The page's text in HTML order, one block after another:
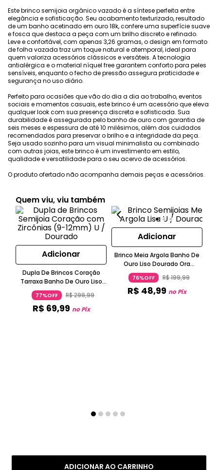
ADICIONAR AO CARRINHO
Este brinco semijoia orgânico vazado é a síntese perfeita entre
elegância e sofisticação. Seu acabamento texturizado, resultado
de um banho acetinado em ouro 18k, confere uma superfície suave
e fosca que destaca a peça com um brilho discreto e refinado.
Leve e confortável, com apenas 3,26 gramas, o design em formato
de folha vazada traz um toque natural e atemporal, ideal para
quem valoriza acessórios clássicos e versáteis. A tecnologia
antialérgica e o material níquel free garantem conforto para peles
sensíveis, enquanto o fecho de pressão assegura praticidade e
segurança no uso diário.
Perfeito para ocasiões que vão do dia a dia ao trabalho, eventos
sociais e momentos casuais, este brinco é um acessório que eleva
qualquer look com sua presença discreta e sofisticada. Sua
durabilidade é assegurada pelo banho de ouro com garantia de
seis meses e espessura de até 10 milésimos, além dos cuidados
recomendados para preservar o brilho e a integridade da peça.
Seja usado sozinho para um visual minimalista ou combinado
com outras joias, este brinco é um investimento em estilo,
qualidade e versatilidade para o seu acervo de acessórios.
O produto ofertado não acompanha demais peças e acessórios.
Quem viu, viu também
Adicionar
Dupla De Brincos Coração
Tarraxa Banho De Ouro Liso
Cravejado De Zircônias
Dourado Ora Semijoias
77%OFF R$299,99
R$ 69,99 no Pix
Adicionar
Brinco Meia Argola Banho De
Ouro Liso Dourado Ora
Semijoias
76%OFF R$199,99
R$ 48,99 no Pix